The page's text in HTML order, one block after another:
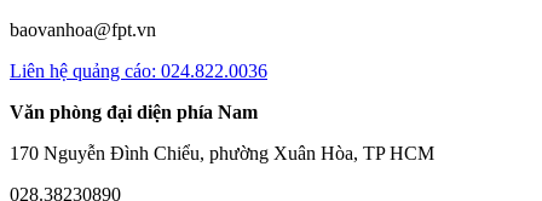
baovanhoa@fpt.vn
Liên hệ quảng cáo: 024.822.0036
Văn phòng đại diện phía Nam
170 Nguyễn Đình Chiểu, phường Xuân Hòa, TP HCM
028.38230890